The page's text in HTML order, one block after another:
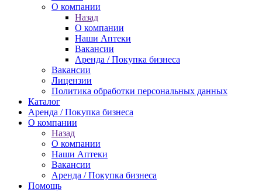
О компании
Назад
О компании
Наши Аптеки
Вакансии
Аренда / Покупка бизнеса
Вакансии
Лицензии
Политика обработки персональных данных
Каталог
Аренда / Покупка бизнеса
О компании
Назад
О компании
Наши Аптеки
Вакансии
Аренда / Покупка бизнеса
Помощь